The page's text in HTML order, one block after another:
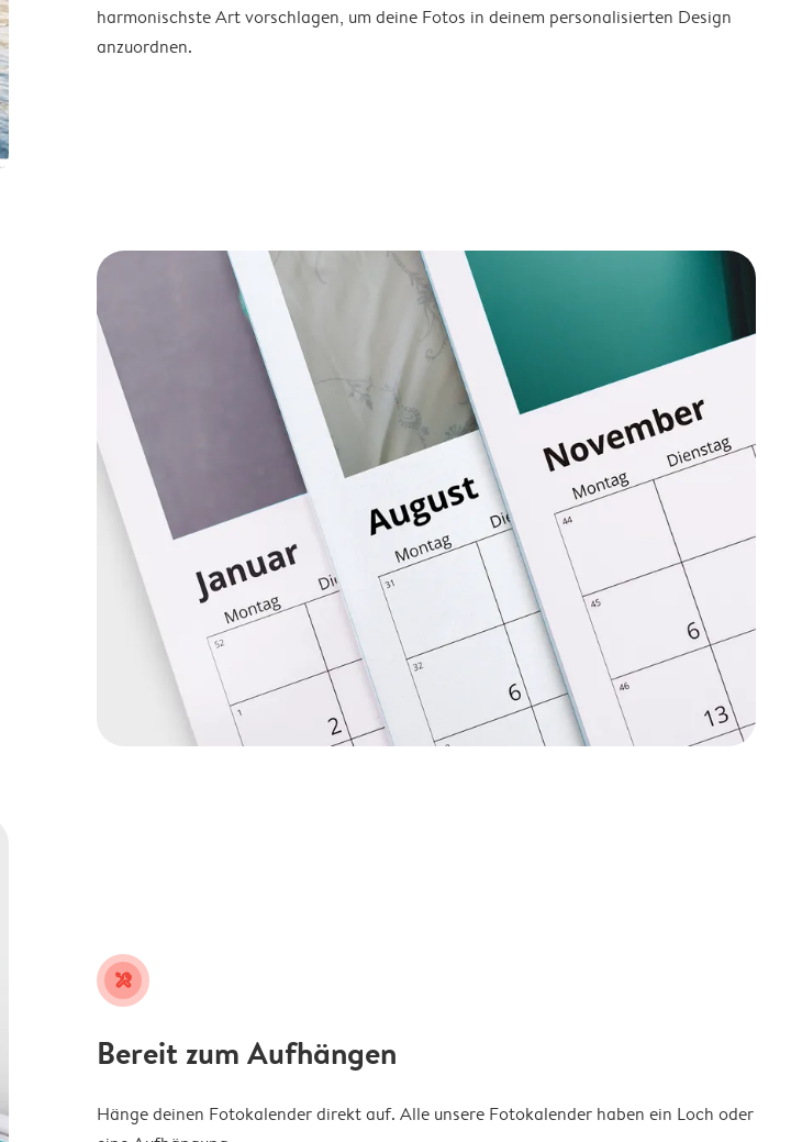
harmonischste Art vorschlagen, um deine Fotos in deinem personalisierten Design
anzuordnen.
tools
Bereit zum Aufhängen
Hänge deinen Fotokalender direkt auf. Alle unsere Fotokalender haben ein Loch oder